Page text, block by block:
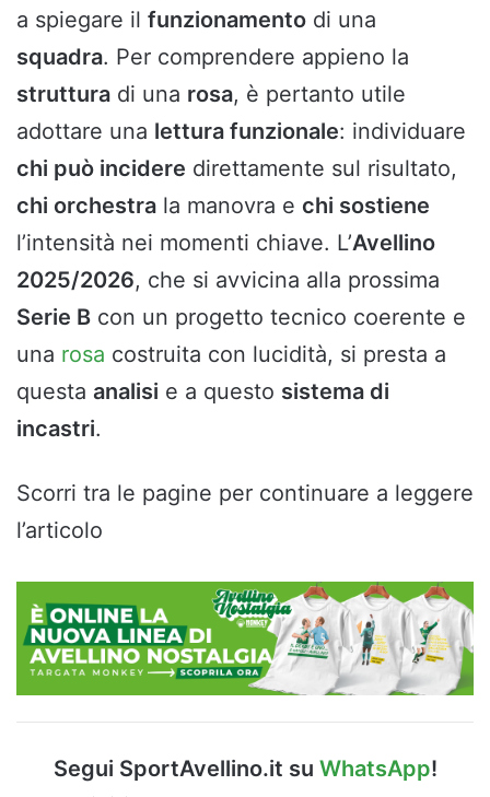
a spiegare il funzionamento di una
squadra. Per comprendere appieno la
struttura di una rosa, è pertanto utile
adottare una lettura funzionale: individuare
chi può incidere direttamente sul risultato,
chi orchestra la manovra e chi sostiene
l’intensità nei momenti chiave. L’Avellino
2025/2026, che si avvicina alla prossima
Serie B con un progetto tecnico coerente e
una rosa costruita con lucidità, si presta a
questa analisi e a questo sistema di
incastri.
Scorri tra le pagine per continuare a leggere
l’articolo
Segui SportAvellino.it su WhatsApp!